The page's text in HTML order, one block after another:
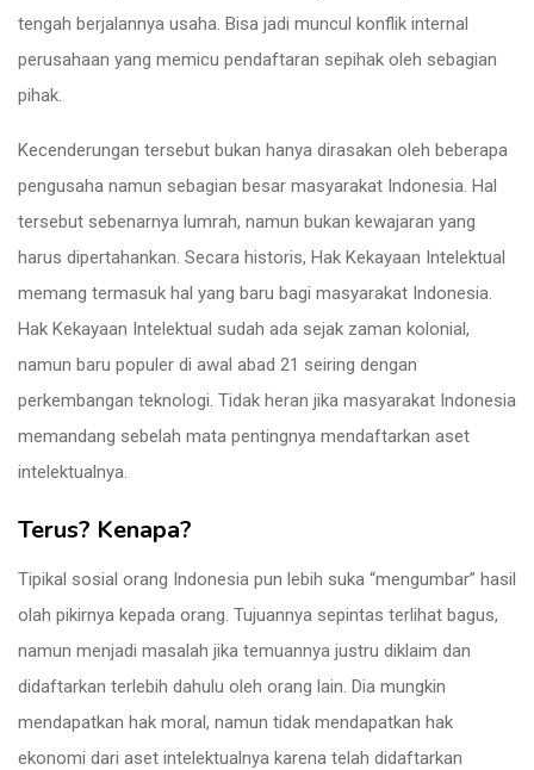
tengah berjalannya usaha. Bisa jadi muncul konflik internal
perusahaan yang memicu pendaftaran sepihak oleh sebagian
pihak.
Kecenderungan tersebut bukan hanya dirasakan oleh beberapa
pengusaha namun sebagian besar masyarakat Indonesia. Hal
tersebut sebenarnya lumrah, namun bukan kewajaran yang
harus dipertahankan. Secara historis, Hak Kekayaan Intelektual
memang termasuk hal yang baru bagi masyarakat Indonesia.
Hak Kekayaan Intelektual sudah ada sejak zaman kolonial,
namun baru populer di awal abad 21 seiring dengan
perkembangan teknologi. Tidak heran jika masyarakat Indonesia
memandang sebelah mata pentingnya mendaftarkan aset
intelektualnya.
Terus? Kenapa?
Tipikal sosial orang Indonesia pun lebih suka “mengumbar” hasil
olah pikirnya kepada orang. Tujuannya sepintas terlihat bagus,
namun menjadi masalah jika temuannya justru diklaim dan
didaftarkan terlebih dahulu oleh orang lain. Dia mungkin
mendapatkan hak moral, namun tidak mendapatkan hak
ekonomi dari aset intelektualnya karena telah didaftarkan